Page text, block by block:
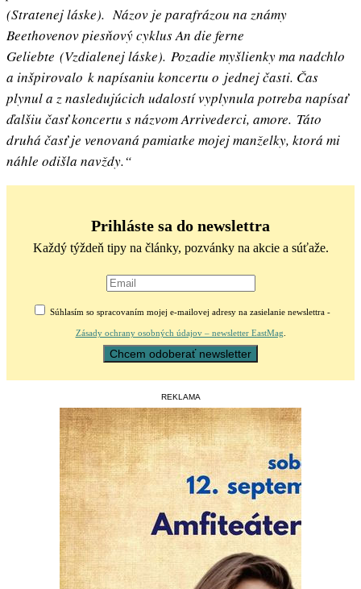
(Stratenej láske). Názov je parafrázou na známy
Beethovenov piesňový cyklus An die ferne
Geliebte (Vzdialenej láske). Pozadie myšlienky ma nadchlo
a inšpirovalo k napísaniu koncertu o jednej časti. Čas
plynul a z nasledujúcich udalostí vyplynula potreba napísať
ďalšiu časť koncertu s názvom Arrivederci, amore. Táto
druhá časť je venovaná pamiatke mojej manželky, ktorá mi
náhle odišla navždy.“
Prihláste sa do newslettra
Každý týždeň tipy na články, pozvánky na akcie a súťaže.
Súhlasím so spracovaním mojej e-mailovej adresy na zasielanie newslettra -
Zásady ochrany osobných údajov – newsletter EastMag
REKLAMA